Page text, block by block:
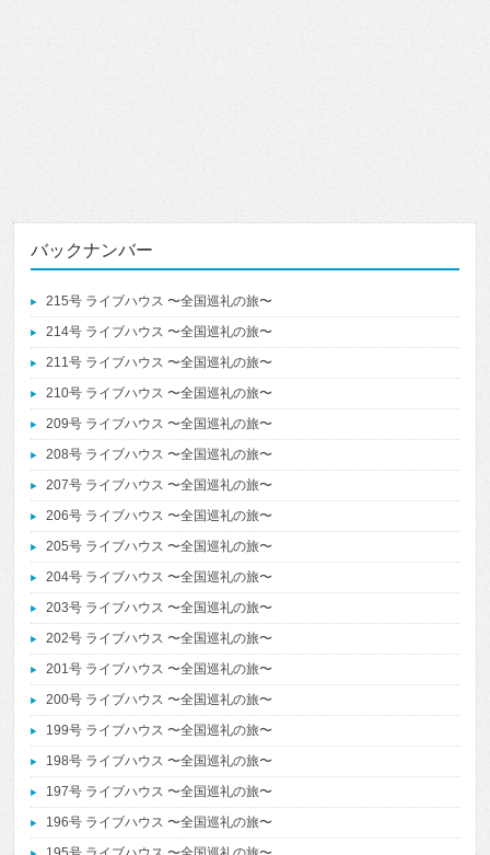
バックナンバー
215号 ライブハウス 〜全国巡礼の旅〜
214号 ライブハウス 〜全国巡礼の旅〜
211号 ライブハウス 〜全国巡礼の旅〜
210号 ライブハウス 〜全国巡礼の旅〜
209号 ライブハウス 〜全国巡礼の旅〜
208号 ライブハウス 〜全国巡礼の旅〜
207号 ライブハウス 〜全国巡礼の旅〜
206号 ライブハウス 〜全国巡礼の旅〜
205号 ライブハウス 〜全国巡礼の旅〜
204号 ライブハウス 〜全国巡礼の旅〜
203号 ライブハウス 〜全国巡礼の旅〜
202号 ライブハウス 〜全国巡礼の旅〜
201号 ライブハウス 〜全国巡礼の旅〜
200号 ライブハウス 〜全国巡礼の旅〜
199号 ライブハウス 〜全国巡礼の旅〜
198号 ライブハウス 〜全国巡礼の旅〜
197号 ライブハウス 〜全国巡礼の旅〜
196号 ライブハウス 〜全国巡礼の旅〜